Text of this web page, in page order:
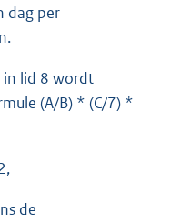
dag per
in lid 8 wordt
(A/B) * (C/7) *
de